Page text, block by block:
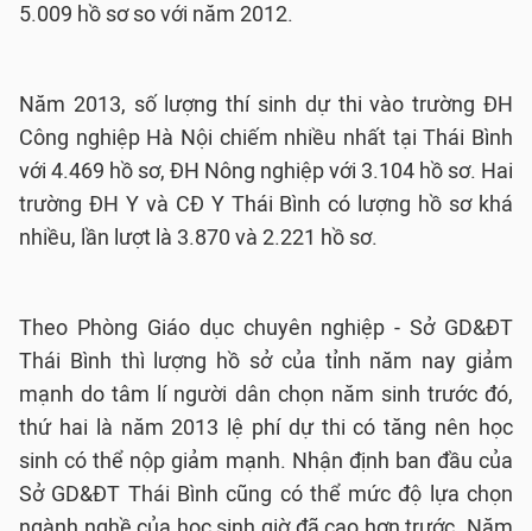
5.009 hồ sơ so với năm 2012.
Năm 2013, số lượng thí sinh dự thi vào trường ĐH
Công nghiệp Hà Nội chiếm nhiều nhất tại Thái Bình
với 4.469 hồ sơ, ĐH Nông nghiệp với 3.104 hồ sơ. Hai
trường ĐH Y và CĐ Y Thái Bình có lượng hồ sơ khá
nhiều, lần lượt là 3.870 và 2.221 hồ sơ.
Theo Phòng Giáo dục chuyên nghiệp - Sở GD&ĐT
Thái Bình thì lượng hồ sở của tỉnh năm nay giảm
mạnh do tâm lí người dân chọn năm sinh trước đó,
thứ hai là năm 2013 lệ phí dự thi có tăng nên học
sinh có thể nộp giảm mạnh. Nhận định ban đầu của
Sở GD&ĐT Thái Bình cũng có thể mức độ lựa chọn